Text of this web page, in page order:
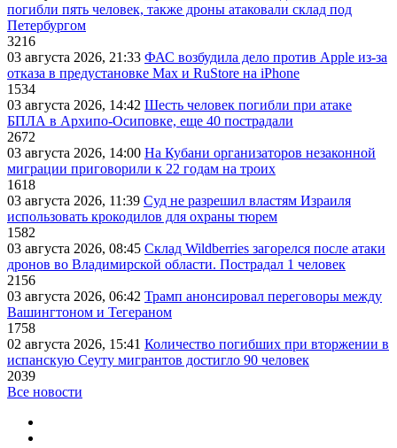
погибли пять человек, также дроны атаковали склад под
Петербургом
3216
03 августа 2026, 21:33 ФАС возбудила дело против Apple из-за
отказа в предустановке Max и RuStore на iPhone
1534
03 августа 2026, 14:42 Шесть человек погибли при атаке
БПЛА в Архипо-Осиповке, еще 40 пострадали
2672
03 августа 2026, 14:00 На Кубани организаторов незаконной
миграции приговорили к 22 годам на троих
1618
03 августа 2026, 11:39 Суд не разрешил властям Израиля
использовать крокодилов для охраны тюрем
1582
03 августа 2026, 08:45 Склад Wildberries загорелся после атаки
дронов во Владимирской области. Пострадал 1 человек
2156
03 августа 2026, 06:42 Трамп анонсировал переговоры между
Вашингтоном и Тегераном
1758
02 августа 2026, 15:41 Количество погибших при вторжении в
испанскую Сеуту мигрантов достигло 90 человек
2039
Все новости